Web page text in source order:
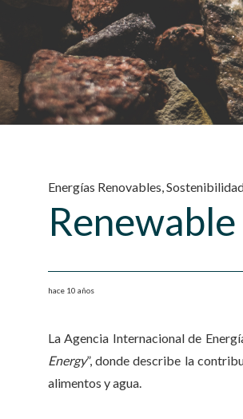
Energías Renovables,
hace 10 años
La Agencia Internacional de
Energy”, donde describe la
alimentos y agua.